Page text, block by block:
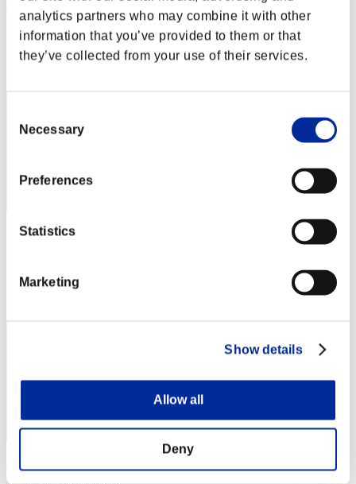
analytics partners who may combine it with other
information that you’ve provided to them or that
they’ve collected from your use of their services.
Selection
Necessary
Preferences
Statistics
Marketing
Show details
Allow all
Deny
KarlheinzSchupke
Puntos:Lv:1/01'59"58
Posición
Umbrella
Posición